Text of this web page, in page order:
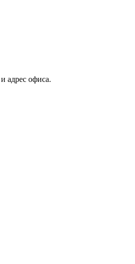
адрес офиса.